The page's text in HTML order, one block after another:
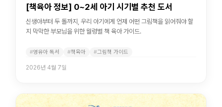
[책육아 정보] 0~2세 아기 시기별 추천 도서
신생아부터 두 돌까지, 우리 아기에게 언제 어떤 그림책을 읽어줘야 할
지 막막한 부모님을 위한 월령별 책 육아 가이드.
영유아 독서 책육아 그림책 가이드
2026년 4월 7일